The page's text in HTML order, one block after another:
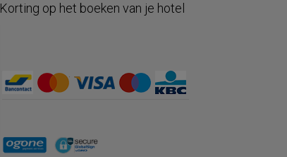
Korting op het boeken van je hotel